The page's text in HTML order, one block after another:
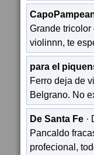
Grande
violinnn, te
para el
Ferro deja de
Belgrano. No
De Santa Fe ·
Pancaldo
profecional,